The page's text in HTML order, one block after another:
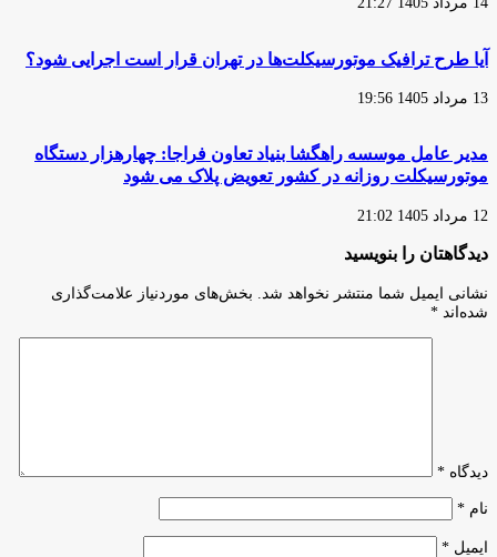
آیا طرح ترافیک موتورسیکلت‌ها در تهران قرار است اجرایی شود؟
13 مرداد 1405 19:56
مدیر عامل موسسه راهگشا بنیاد تعاون فراجا: چهارهزار دستگاه
موتورسیکلت روزانه در کشور تعویض پلاک می شود
12 مرداد 1405 21:02
دیدگاهتان را بنویسید
نشانی ایمیل شما منتشر نخواهد شد.
بخش‌های موردنیاز علامت‌گذاری
شده‌اند *
دیدگاه *
نام *
ایمیل *